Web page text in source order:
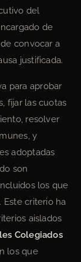
del
de
convocar a
justificada.
para aprobar
fijar las cuotas
resolver
y
adoptadas
son
los que
criterio ha
aislados
Colegiados
los que